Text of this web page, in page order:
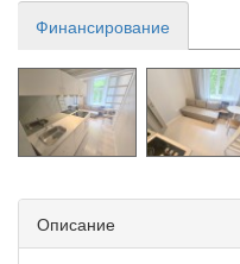
Финансирование
Описание